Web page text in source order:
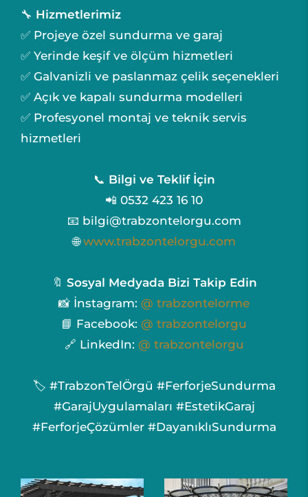
🔧 Hizmetlerimiz
✅ Projeye özel sundurma ve garaj
✅ Yerinde keşif ve ölçüm hizmetleri
✅ Galvanizli ve paslanmaz çelik seçenekleri
✅ Açık ve kapalı sundurma modelleri
✅ Profesyonel montaj ve teknik servis
hizmetleri
📞 Bilgi ve Teklif İçin
📲 0532 423 16 10
📧 bilgi@trabzontelorgu.com
🌐www.trabzontelorgu.com
🔖 Sosyal Medyada Bizi Takip Edin
📸 İnstagram: @ trabzontelorme
📘 Facebook: @ trabzontelorgu
🔗 LinkedIn: @ trabzontelorgu
🏷️ #TrabzonTelÖrgü #FerforjeSundurma
#GarajUygulamaları #EstetikGaraj
#FerforjeÇözümler #DayanıklıSundurma